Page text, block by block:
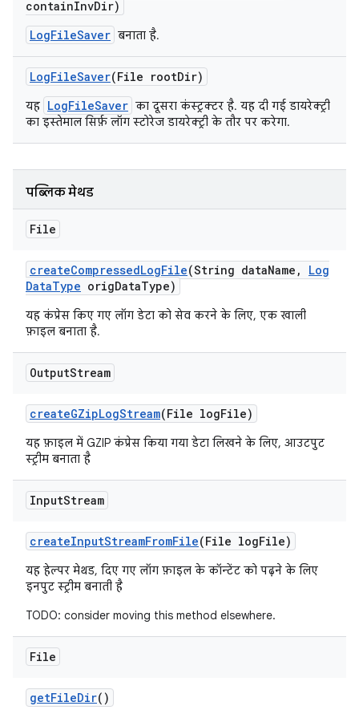
containInvDir)
LogFileSaver बनाता है.
LogFileSaver(File rootDir)
यह LogFileSaver का दूसरा कंस्ट्रक्टर है. यह दी गई डायरेक्ट्री
का इस्तेमाल सिर्फ़ लॉग स्टोरेज डायरेक्ट्री के तौर पर करेगा.
पब्लिक मेथड
File
createCompressedLogFile(String dataName ,
Log
DataType origDataType)
यह कंप्रेस किए गए लॉग डेटा को सेव करने के लिए, एक खाली
फ़ाइल बनाता है.
OutputStream
createGZipLogStream(File logFile)
यह फ़ाइल में GZIP कंप्रेस किया गया डेटा लिखने के लिए, आउटपुट
स्ट्रीम बनाता है
InputStream
createInputStreamFromFile(File logFile)
यह हेल्पर मेथड, दिए गए लॉग फ़ाइल के कॉन्टेंट को पढ़ने के लिए
इनपुट स्ट्रीम बनाती है
TODO: consider moving this method elsewhere.
File
getFileDir()